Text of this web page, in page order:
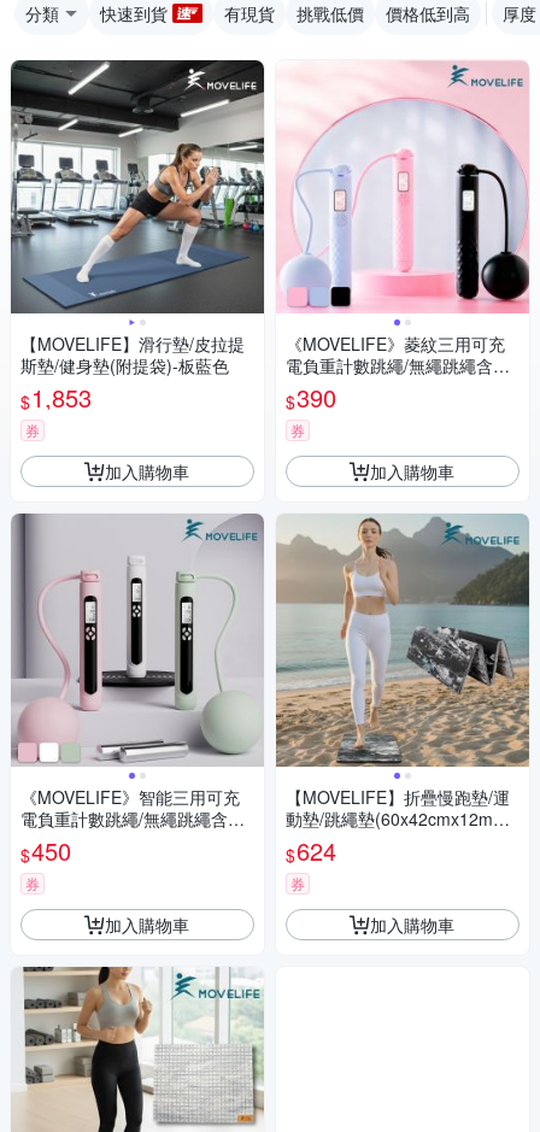
分類 快速到貨 有現貨 挑戰低價 價格低到高 厚度
【MOVELIFE】滑行墊/皮拉提
斯墊/健身墊(附提袋)-板藍色
$1,853
券
加入購物車
《MOVELIFE》智能三用可充
電負重計數跳繩/無繩跳繩含大
球-3色可選
$450
券
加入購物車
《MOVELIFE》菱紋三用可充
電負重計數跳繩/無繩跳繩含大
球-3色可選
$390
券
加入購物車
【MOVELIFE】折疊慢跑墊/運
動墊/跳繩墊(60x42cmx12mm)-
黑色迷彩
$624
券
加入購物車